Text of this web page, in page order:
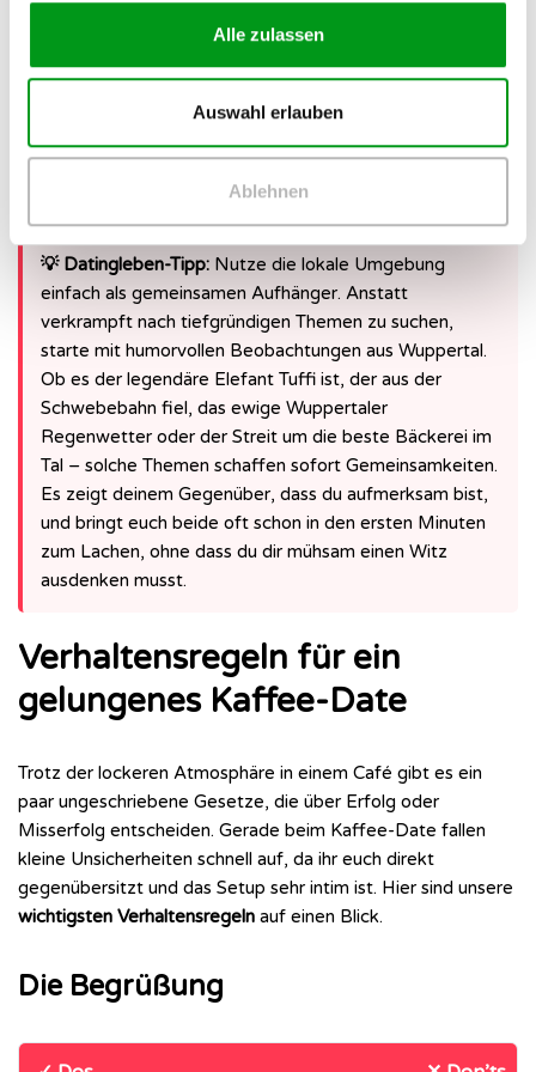
Alle zulassen
Auswahl erlauben
Ablehnen
Die ersten zehn Minuten eines Dates sind meistens die
schwersten. Die typischen Fragen nach dem Beruf oder den
stattdessen deine direkte Umgebung, um
Gespräch zu starten. Wuppertal liefert dir dafür eine Menge
skurriler und charmanter Steilvorlagen.
💡 Datingleben-Tipp: Nutze die lokale Umgebung
einfach als gemeinsamen Aufhänger. Anstatt
verkrampft nach tiefgründigen Themen zu suchen,
starte mit humorvollen Beobachtungen aus Wuppertal.
Ob es der legendäre Elefant Tuffi ist, der aus der
Schwebebahn fiel, das ewige Wuppertaler
Regenwetter oder der Streit um die beste Bäckerei im
Tal – solche Themen schaffen sofort Gemeinsamkeiten.
Es zeigt deinem Gegenüber, dass du aufmerksam bist,
und bringt euch beide oft schon in den ersten Minuten
zum Lachen, ohne dass du dir mühsam einen Witz
ausdenken musst.
Verhaltensregeln für ein
gelungenes Kaffee-Date
Trotz der lockeren Atmosphäre in einem Café gibt es ein
paar ungeschriebene Gesetze, die über Erfolg oder
Misserfolg entscheiden. Gerade beim Kaffee-Date fallen
kleine Unsicherheiten schnell auf, da ihr euch direkt
gegenübersitzt und das Setup sehr intim ist. Hier sind unsere
wichtigsten Verhaltensregeln auf einen Blick.
Die Begrüßung